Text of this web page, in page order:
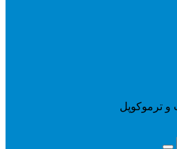
ترموکوپل